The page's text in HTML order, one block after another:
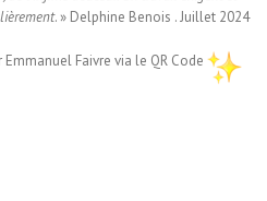
. » Delphine Benois . Juillet 2024
Faivre via le QR Code